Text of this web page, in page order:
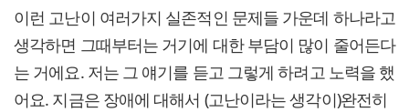
이런 고난이 여러가지 실존적인 문제들 가운데 하나라고
생각하면 그때부터는 거기에 대한 부담이 많이 줄어든다
는 거에요. 저는 그 얘기를 듣고 그렇게 하려고 노력을 했
어요. 지금은 장애에 대해서 (고난이라는 생각이)완전히